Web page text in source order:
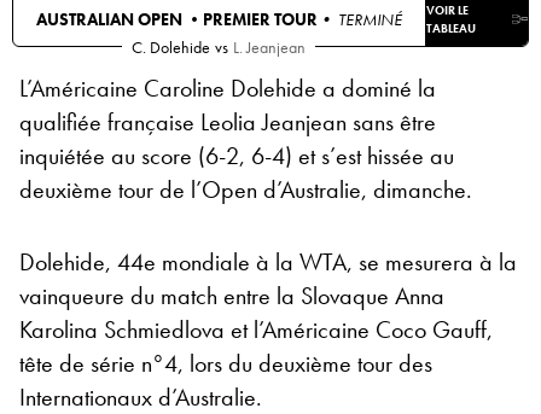
AUSTRALIAN OPEN • PREMIER TOUR • TERMINÉ
VOIR LE
TABLEAU
C. Dolehide vs L. Jeanjean
L’Américaine Caroline Dolehide a dominé la
qualifiée française Leolia Jeanjean sans être
inquiétée au score (6-2, 6-4) et s’est hissée au
deuxième tour de l’Open d’Australie, dimanche.
Dolehide, 44e mondiale à la WTA, se mesurera à la
vainqueure du match entre la Slovaque Anna
Karolina Schmiedlova et l’Américaine Coco Gauff,
tête de série n°4, lors du deuxième tour des
Internationaux d’Australie.